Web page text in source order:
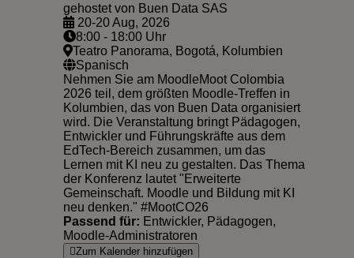
gehostet von Buen Data SAS
20-20 Aug, 2026
8:00 - 18:00 Uhr
Teatro Panorama, Bogotá, Kolumbien
Spanisch
Nehmen Sie am MoodleMoot Colombia
2026 teil, dem größten Moodle-Treffen in
Kolumbien, das von Buen Data organisiert
wird. Die Veranstaltung bringt Pädagogen,
Entwickler und Führungskräfte aus dem
EdTech-Bereich zusammen, um das
Lernen mit KI neu zu gestalten. Das Thema
der Konferenz lautet "Erweiterte
Gemeinschaft. Moodle und Bildung mit KI
neu denken." #MootCO26
Passend für: Entwickler, Pädagogen,
Moodle-Administratoren
Zum Kalender hinzufügen